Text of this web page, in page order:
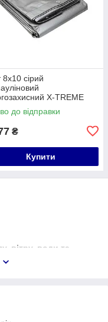
8х10 сірий
Х-TREME
до відправки
₴
Купити
вітру, води та
завжди під